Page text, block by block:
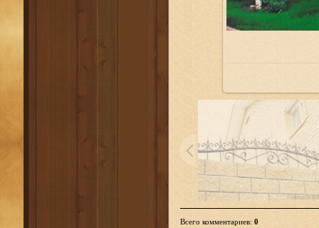
Всего комментариев: 0